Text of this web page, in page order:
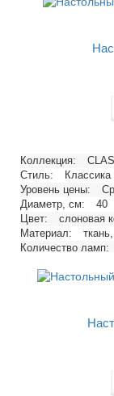
Коллекция:
Стиль:
Классика
Уровень цены:
Диаметр, см:
40
Цвет:
слоновая
Материал:
Количество ламп:
Напряжение, В: